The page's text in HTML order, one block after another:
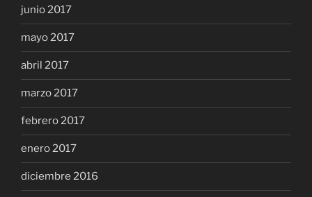
junio 2017
mayo 2017
abril 2017
marzo 2017
febrero 2017
enero 2017
diciembre 2016